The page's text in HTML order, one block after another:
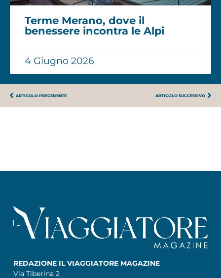
Terme Merano, dove il
benessere incontra le Alpi
4 Giugno 2026
ARTICOLO PRECEDENTE ARTICOLO SUCCESSIVO
REDAZIONE IL VIAGGIATORE MAGAZINE
Via Tiberina 2